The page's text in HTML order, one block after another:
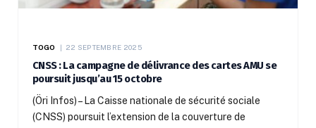
TOGO 22 SEPTEMBRE 2025
CNSS : La campagne de délivrance des cartes AMU se
poursuit jusqu’au 15 octobre
(Öri Infos) – La Caisse nationale de sécurité sociale
(CNSS) poursuit l’extension de la couverture de